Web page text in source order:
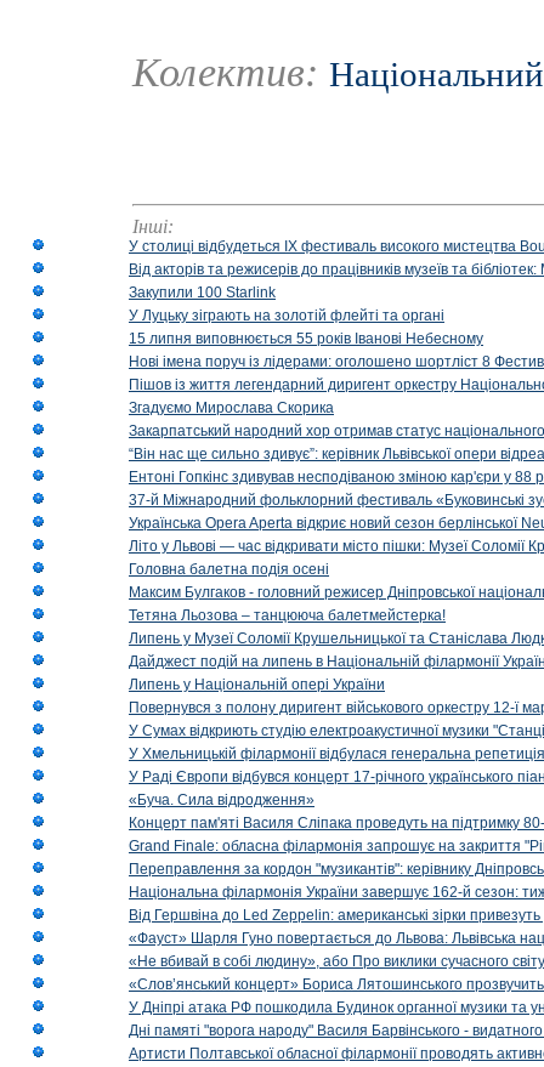
Колектив:
Інші:
У столиці відбудеться IX фестиваль високого мистецтва
Від акторів та режисерів до працівників музеїв та
Закупили 100 Starlink
У Луцьку зіграють на золотій флейті та органі
15 липня виповнюється 55 років Іванові Небесному
Нові імена поруч із лідерами: оголошено шортліст 8
Пішов із життя легендарний диригент оркестру
Згадуємо Мирослава Скорика
Закарпатський народний хор отримав статус національного
“Він нас ще сильно здивує”: керівник Львівської опери
Ентоні Гопкінс здивував несподіваною зміною кар'єри у 88
37-й Міжнародний фольклорний фестиваль «Буковинські
Українська Opera Aperta відкриє новий сезон берлінської
Літо у Львові — час відкривати місто пішки: Музеї Соломії
Головна балетна подія осені
Максим Булгаков - головний режисер Дніпровської
Тетяна Льозова – танцююча балетмейстерка!
Липень у Музеї Соломії Крушельницької та Станіслава
Дайджест подій на липень в Національній філармонії
Липень у Національній опері України
Повернувся з полону диригент військового оркестру 12-ї
У Сумах відкриють студію електроакустичної музики
У Хмельницькій філармонії відбулася генеральна
У Раді Європи відбувся концерт 17-річного українського
«Буча. Сила відродження»
Концерт пам'яті Василя Сліпака проведуть на підтримку
Grand Finale: обласна філармонія запрошує на закриття
Переправлення за кордон "музикантів": керівнику
Національна філармонія України завершує 162-й сезон:
Від Гершвіна до Led Zeppelin: американські зірки
«Фауст» Шарля Гуно повертається до Львова: Львівська
«Не вбивай в собі людину», або Про виклики сучасного світу
«Слов’янський концерт» Бориса Лятошинського
У Дніпрі атака РФ пошкодила Будинок органної музики та
Дні памяті "ворога народу" Василя Барвінського -
Артисти Полтавської обласної філармонії проводять